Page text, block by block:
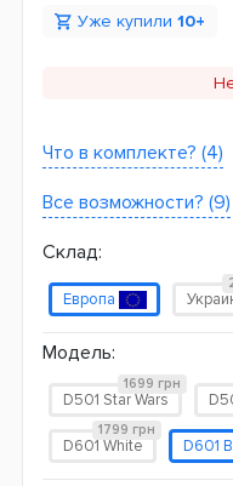
Уже купили 10+
Что в комплекте? (4)
Все возможности? (9)
Склад:
Европа
Модель:
D501 Star Wars
1699 грн
D601 White
1799 грн
D601